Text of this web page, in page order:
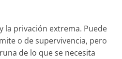
la privación extrema. Puede
o de supervivencia, pero
de lo que se necesita